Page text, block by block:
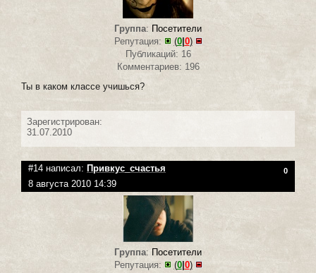
Группа: Посетители
Репутация:
(0| 0)
Публикаций: 16
Комментариев: 196
Ты в каком классе учишься?
Зарегистрирован:
31.07.2010
#14 написал: Привкус_счастья 0
8 августа 2010 14:39
Группа: Посетители
Репутация:
(0| 0)